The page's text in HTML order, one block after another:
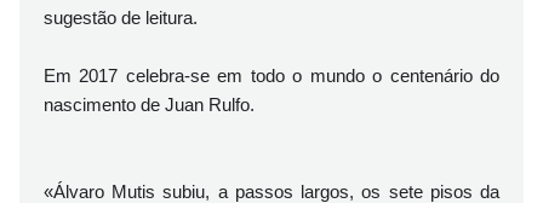
sugestão de leitura.
Em 2017 celebra-se em todo o mundo o centenário do
nascimento de Juan Rulfo.
«Álvaro Mutis subiu, a passos largos, os sete pisos da